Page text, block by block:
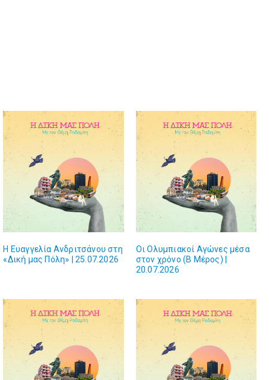
Η Ευαγγελία Ανδριτσάνου στη
«Δική μας Πόλη» | 25.07.2026
Οι Ολυμπιακοί Αγώνες μέσα
στον χρόνο (Β Μέρος) |
20.07.2026